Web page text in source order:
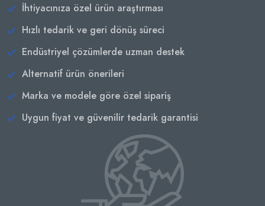
İhtiyacınıza özel ürün araştırması
Hızlı tedarik ve geri dönüş süreci
Endüstriyel çözümlerde uzman destek
Alternatif ürün önerileri
Marka ve modele göre özel sipariş
Uygun fiyat ve güvenilir tedarik garantisi